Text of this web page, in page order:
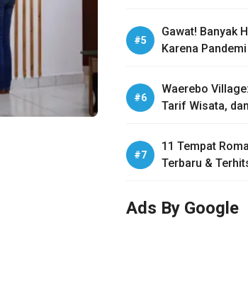
Gawat! Banyak
Karena Pandemi
Waerebo
Tarif Wisata,
11 Tempat
Terbaru &
Ads By Google